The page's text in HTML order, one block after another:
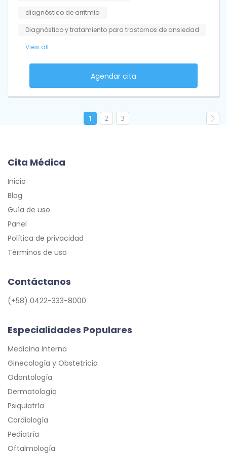
diagnóstico de arritmia
Diagnóstico y tratamiento para trastornos de ansiedad
View all
Agendar cita
1 2 3
Cita Médica
Inicio
Blog
Guía de uso
Panel
Política de privacidad
Términos de uso
Contáctanos
(+58) 0422-333-8000
Especialidades Populares
Medicina Interna
Ginecología y Obstetricia
Odontología
Dermatología
Psiquiatría
Cardiología
Pediatría
Oftalmología